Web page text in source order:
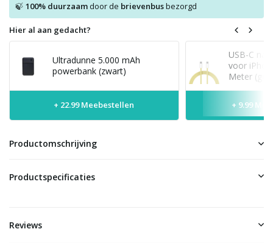
🍃 100% duurzaamdoor de brievenbusbezorgd
Hier al aan gedacht?
Ultradunne 5.000 mAh
powerbank (zwart)
+ 22.99 Meebestellen
USB-C
voor
Meter
+ 9.99
Productomschrijving
Productspecificaties
Reviews